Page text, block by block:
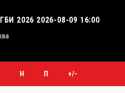
2026 2026-08-09 16:00
Н П +/-